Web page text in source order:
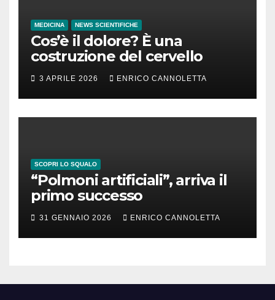
MEDICINA NEWS SCIENTIFICHE
Cos’è il dolore? È una
costruzione del cervello
3 APRILE 2026 ENRICO CANNOLETTA
SCOPRI LO SQUALO
“Polmoni artificiali”, arriva il
primo successo
31 GENNAIO 2026 ENRICO CANNOLETTA